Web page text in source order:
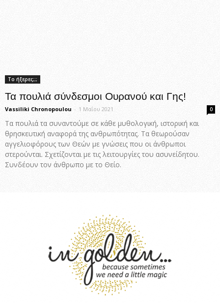
Το ήξερες;;;
Τα πουλιά σύνδεσμοι Ουρανού και Γης!
Vassiliki Chronopoulou - 1 Μαΐου 2021 0
Τα πουλιά τα συναντούμε σε κάθε μυθολογική, ιστορική και
θρησκευτική αναφορά της ανθρωπότητας. Τα θεωρούσαν
αγγελιοφόρους των Θεών με γνώσεις που οι άνθρωποι
στερούνται. Σχετίζονται με τις λειτουργίες του ασυνείδητου.
Συνδέουν τον άνθρωπο με το Θείο.